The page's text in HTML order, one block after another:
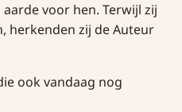
voor hen. Terwijl zij
herkenden zij de Auteur
ook vandaag nog